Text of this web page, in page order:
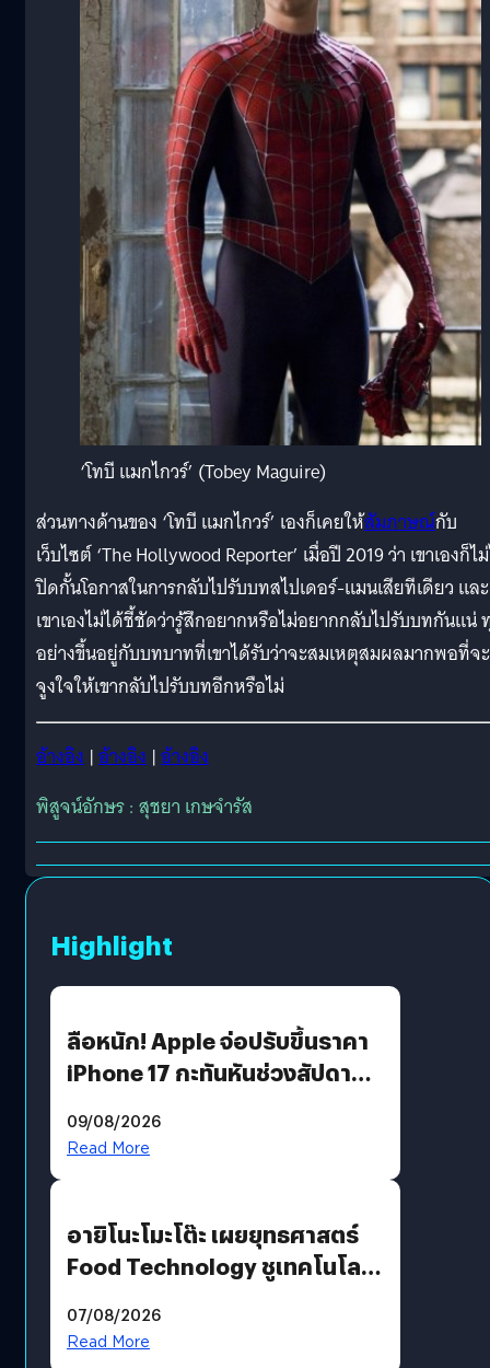
‘โทบี แมกไกวร์’ (Tobey Maguire)
ส่วนทางด้านของ ‘โทบี แมกไกวร์’ เองก็เคยให้สัมภาษณ์กับ
เว็บไซต์ ‘The Hollywood Reporter’ เมื่อปี 2019 ว่า เขาเองก็ไ
ปิดกั้นโอกาสในการกลับไปรับบทสไปเดอร์-แมนเสียทีเดียว และ
เขาเองไม่ได้ชี้ชัดว่ารู้สึกอยากหรือไม่อยากกลับไปรับบทกันแน่
อย่างขึ้นอยู่กับบทบาทที่เขาได้รับว่าจะสมเหตุสมผลมากพอที่จะ
จูงใจให้เขากลับไปรับบทอีกหรือไม่
อ้างอิง |อ้างอิง |อ้างอิง
พิสูจน์อักษร : สุชยา เกษจำรัส
Highlight
ลือหนัก! Apple จ่อปรับขึ้นราคา
iPhone 17 กะทันหันช่วงสัปดาห์ที่
09/08/2026
Read More
อายิโนะโมะโต๊ะ เผยยุทธศาสตร์
Food Technology ชูเทคโนโลยี
บริโภคและ B2B
07/08/2026
Read More